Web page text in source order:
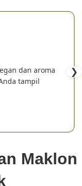
dan aroma
tampil
❯
Maklon